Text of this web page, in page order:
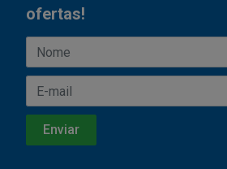
ofertas!